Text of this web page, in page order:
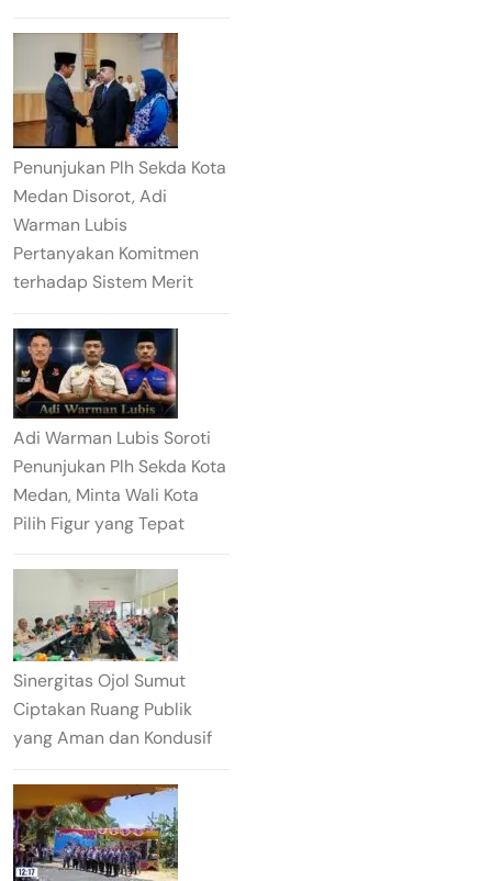
Penunjukan Plh Sekda Kota
Medan Disorot, Adi
Warman Lubis
Pertanyakan Komitmen
terhadap Sistem Merit
Adi Warman Lubis Soroti
Penunjukan Plh Sekda Kota
Medan, Minta Wali Kota
Pilih Figur yang Tepat
Sinergitas Ojol Sumut
Ciptakan Ruang Publik
yang Aman dan Kondusif